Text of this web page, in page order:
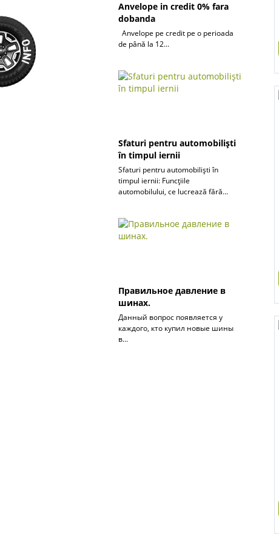
Anvelope in credit 0% fara
dobanda
Anvelope pe credit pe o perioada
de până la 12...
Sfaturi pentru automobiliști
în timpul iernii
Sfaturi pentru automobiliști în
timpul iernii: Funcțiile
automobilului, ce lucrează fără...
Правильное давление в
шинах.
Данный вопрос появляется у
каждого, кто купил новые шины
в...